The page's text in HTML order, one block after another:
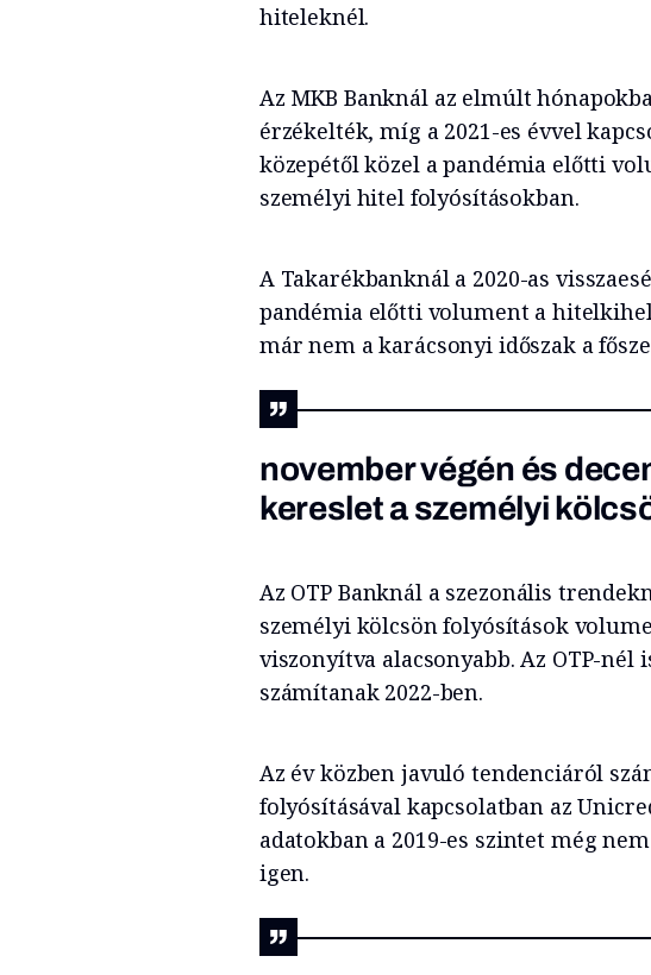
hiteleknél.
Az MKB Banknál az elmúlt
érzékelték, míg a 2021-es évvel
közepétől közel a pandémia előtti
személyi hitel folyósításokban.
A Takarékbanknál a 2020-as
pandémia előtti volument a
már nem a karácsonyi időszak a
november végén és
kereslet a személyi
Az OTP Banknál a szezonális
személyi kölcsön folyósítások
viszonyítva alacsonyabb. Az OTP-nél
számítanak 2022-ben.
Az év közben javuló tendenciáról
folyósításával kapcsolatban az
adatokban a 2019-es szintet még
igen.